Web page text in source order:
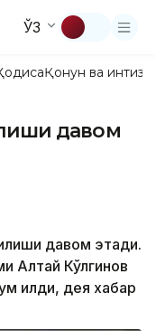
ЎЗ
Қонун ва
давом
давом этади.
Алтай Кўлгинов
қилди, дея хабар